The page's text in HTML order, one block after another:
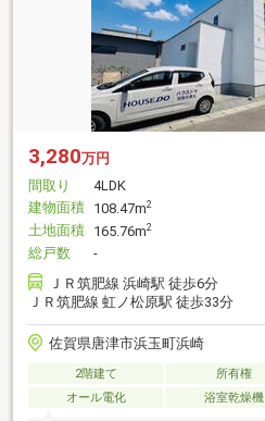
3,280万円
間取り
4LDK
建物面積 108.47m2
土地面積 165.76m2
総戸数
-
ＪＲ筑肥線 浜崎駅 徒歩6分
ＪＲ筑肥線 虹ノ松原駅 徒歩33分
佐賀県唐津市浜玉町浜崎
2階建て 所有権
オール電化
浴室乾燥機